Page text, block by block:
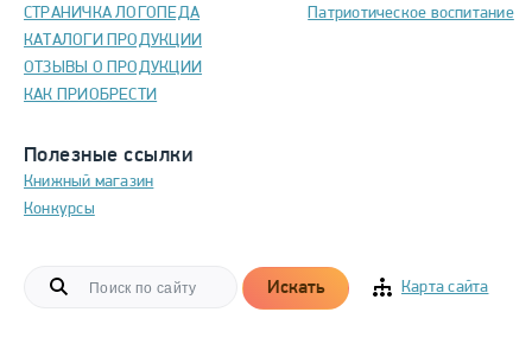
СТРАНИЧКА ЛОГОПЕДА
КАТАЛОГИ ПРОДУКЦИИ
ОТЗЫВЫ О ПРОДУКЦИИ
КАК ПРИОБРЕСТИ
Полезные ссылки
Книжный магазин
Конкурсы
Патриотическое воспитание
Искать Карта сайта